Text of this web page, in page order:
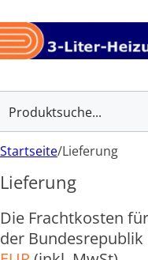
Startseite/Lieferung
Lieferung
Die Frachtkosten
der